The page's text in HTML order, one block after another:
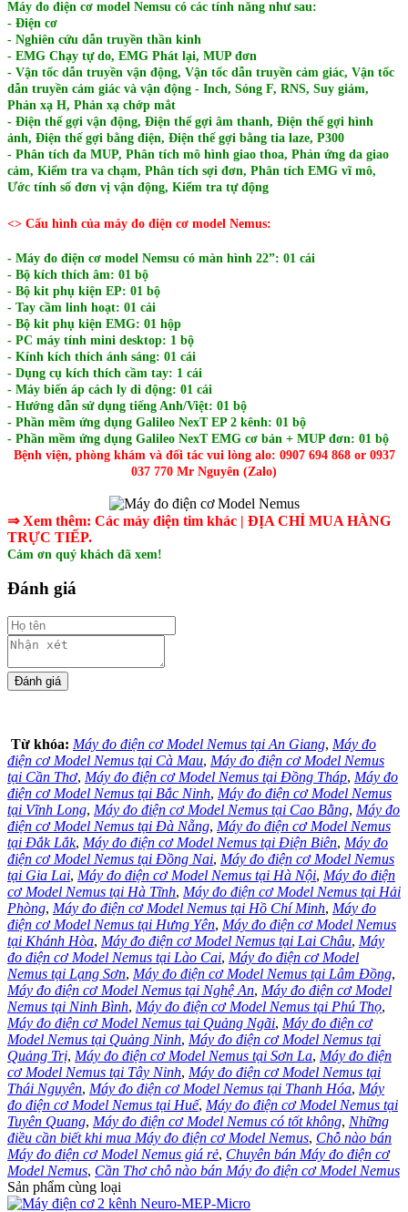
Máy đo điện cơ model Nemsu có các tính năng như sau:
- Điện cơ
- Nghiên cứu dẫn truyền thần kinh
- EMG Chạy tự do, EMG Phát lại, MUP đơn
- Vận tốc dẫn truyền vận động, Vận tốc dẫn truyền cảm giác, Vận tốc
dẫn truyền cảm giác và vận động - Inch, Sóng F, RNS, Suy giảm,
Phản xạ H, Phản xạ chớp mắt
- Điện thế gợi vận động, Điện thế gợi âm thanh, Điện thế gợi hình
ảnh, Điện thế gợi bằng điện, Điện thế gợi bằng tia laze, P300
- Phân tích đa MUP, Phân tích mô hình giao thoa, Phản ứng da giao
cảm, Kiểm tra va chạm, Phân tích sợi đơn, Phân tích EMG vĩ mô,
Ước tính số đơn vị vận động, Kiểm tra tự động
<> Cấu hình của máy đo điện cơ model Nemus:
- Máy đo điện cơ model Nemsu có màn hình 22”: 01 cái
- Bộ kích thích âm: 01 bộ
- Bộ kit phụ kiện EP: 01 bộ
- Tay cầm linh hoạt: 01 cái
- Bộ kit phụ kiện EMG: 01 hộp
- PC máy tính mini desktop: 1 bộ
- Kính kích thích ánh sáng: 01 cái
- Dụng cụ kích thích cầm tay: 1 cái
- Máy biến áp cách ly di động: 01 cái
- Hướng dẫn sử dụng tiếng Anh/Việt: 01 bộ
- Phần mềm ứng dụng Galileo NexT EP 2 kênh: 01 bộ
- Phần mềm ứng dụng Galileo NexT EMG cơ bản + MUP đơn: 01 bộ
Bệnh viện, phòng khám và đối tác vui lòng alo: 0907 694 868 or 0937
037 770 Mr Nguyên (Zalo)
⇒ Xem thêm: Các máy điện tim khác | ĐỊA CHỈ MUA HÀNG
TRỰC TIẾP.
Cám ơn quý khách đã xem!
Đánh giá
Từ khóa: Máy đo điện cơ Model Nemus tại An Giang, Máy đo
điện cơ Model Nemus tại Cà Mau, Máy đo điện cơ Model Nemus
tại Cần Thơ, Máy đo điện cơ Model Nemus tại Đồng Tháp, Máy đo
điện cơ Model Nemus tại Bắc Ninh, Máy đo điện cơ Model Nemus
tại Vĩnh Long, Máy đo điện cơ Model Nemus tại Cao Bằng, Máy đo
điện cơ Model Nemus tại Đà Nẵng, Máy đo điện cơ Model Nemus
tại Đắk Lắk, Máy đo điện cơ Model Nemus tại Điện Biên, Máy đo
điện cơ Model Nemus tại Đồng Nai, Máy đo điện cơ Model Nemus
tại Gia Lai, Máy đo điện cơ Model Nemus tại Hà Nội, Máy đo điện
cơ Model Nemus tại Hà Tĩnh, Máy đo điện cơ Model Nemus tại Hải
Phòng, Máy đo điện cơ Model Nemus tại Hồ Chí Minh, Máy đo
điện cơ Model Nemus tại Hưng Yên, Máy đo điện cơ Model Nemus
tại Khánh Hòa, Máy đo điện cơ Model Nemus tại Lai Châu, Máy
đo điện cơ Model Nemus tại Lào Cai, Máy đo điện cơ Model
Nemus tại Lạng Sơn, Máy đo điện cơ Model Nemus tại Lâm Đồng,
Máy đo điện cơ Model Nemus tại Nghệ An, Máy đo điện cơ Model
Nemus tại Ninh Bình, Máy đo điện cơ Model Nemus tại Phú Thọ,
Máy đo điện cơ Model Nemus tại Quảng Ngãi, Máy đo điện cơ
Model Nemus tại Quảng Ninh, Máy đo điện cơ Model Nemus tại
Quảng Trị, Máy đo điện cơ Model Nemus tại Sơn La, Máy đo điện
cơ Model Nemus tại Tây Ninh, Máy đo điện cơ Model Nemus tại
Thái Nguyên, Máy đo điện cơ Model Nemus tại Thanh Hóa, Máy
đo điện cơ Model Nemus tại Huế, Máy đo điện cơ Model Nemus tại
Tuyên Quang, Máy đo điện cơ Model Nemus có tốt không, Những
điều cần biết khi mua Máy đo điện cơ Model Nemus, Chỗ nào bán
Máy đo điện cơ Model Nemus giá rẻ, Chuyên bán Máy đo điện cơ
Model Nemus, Cần Thơ chỗ nào bán Máy đo điện cơ Model Nemus
Sản phẩm cùng loại